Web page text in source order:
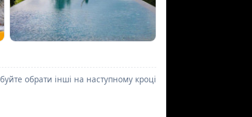
обрати інші на наступному кроці